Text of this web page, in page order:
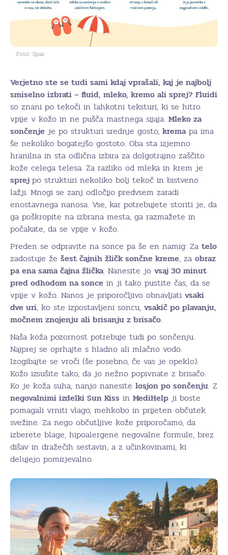
Foto: Spar
Verjetno ste se tudi sami kdaj vprašali, kaj je najbolj
smiselno izbrati – fluid, mleko, kremo ali sprej? Fluidi
so znani po tekoči in lahkotni teksturi, ki se hitro
vpije v kožo in ne pušča mastnega sijaja. Mleko za
sončenje je po strukturi srednje gosto, krema pa ima
še nekoliko bogatejšo gostoto. Oba sta izjemno
hranilna in sta odlična izbira za dolgotrajno zaščito
kože celega telesa. Za razliko od mleka in krem je
sprej po strukturi nekoliko bolj tekoč in bistveno
lažji. Mnogi se zanj odločijo predvsem zaradi
enostavnega nanosa. Vse, kar potrebujete storiti je, da
ga poškropite na izbrana mesta, ga razmažete in
počakate, da se vpije v kožo.
Preden se odpravite na sonce pa še en namig: Za telo
zadostuje že šest čajnih žličk sončne kreme, za obraz
pa ena sama čajna žlička. Nanesite jo vsaj 30 minut
pred odhodom na sonce in ji tako pustite čas, da se
vpije v kožo. Nanos je priporočljivo obnavljati vsaki
dve uri, ko ste izpostavljeni soncu, vsakič po plavanju,
močnem znojenju ali brisanju z brisačo.
Naša koža pozornost potrebuje tudi po sončenju.
Najprej se oprhajte s hladno ali mlačno vodo.
Izogibajte se vroči (še posebno, če vas je opeklo).
Kožo izsušite tako, da jo nežno popivnate z brisačo.
Ko je koža suha, nanjo nanesite losjon po sončenju. Z
negovalnimi izdelki Sun Kiss in MediHelp ji boste
pomagali vrniti vlago, mehkobo in prijeten občutek
svežine. Za nego občutljive kože priporočamo, da
izberete blage, hipoalergene negovalne formule, brez
dišav in dražečih sestavin, a z učinkovinami, ki
delujejo pomirjevalno.